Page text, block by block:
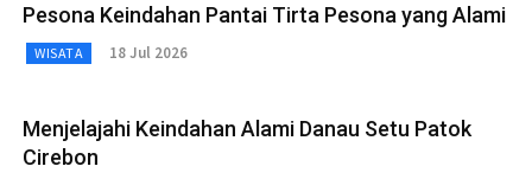
Pesona Keindahan Pantai Tirta Pesona yang Alami
WISATA 18 Jul 2026
Menjelajahi Keindahan Alami Danau Setu Patok
Cirebon